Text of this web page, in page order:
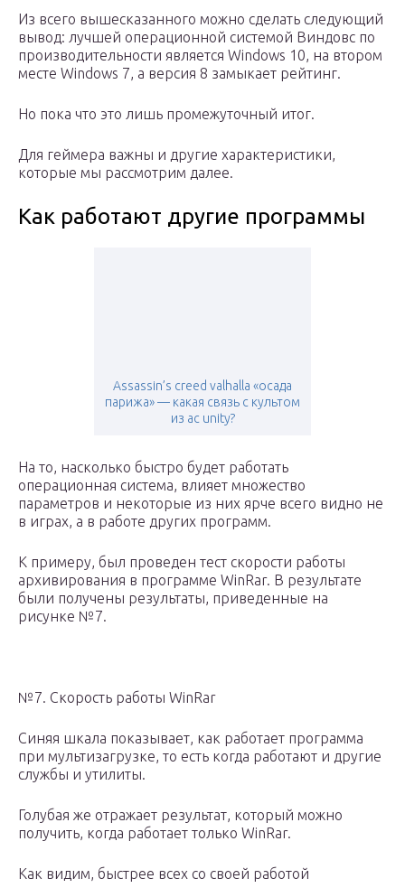
Из всего вышесказанного можно сделать следующий
вывод: лучшей операционной системой Виндовс по
производительности является Windows 10, на втором
месте Windows 7, а версия 8 замыкает рейтинг.
Но пока что это лишь промежуточный итог.
Для геймера важны и другие характеристики,
которые мы рассмотрим далее.
Как работают другие программы
Assassin’s creed valhalla «осада
парижа» — какая связь c культом
из ac unity?
На то, насколько быстро будет работать
операционная система, влияет множество
параметров и некоторые из них ярче всего видно не
в играх, а в работе других программ.
К примеру, был проведен тест скорости работы
архивирования в программе WinRar. В результате
были получены результаты, приведенные на
рисунке №7.
№7. Скорость работы WinRar
Синяя шкала показывает, как работает программа
при мультизагрузке, то есть когда работают и другие
службы и утилиты.
Голубая же отражает результат, который можно
получить, когда работает только WinRar.
Как видим, быстрее всех со своей работой